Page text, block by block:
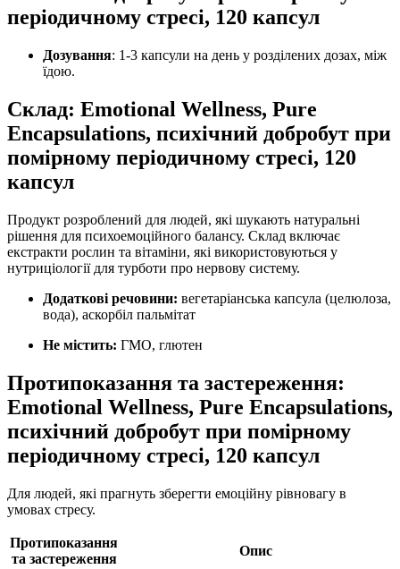
періодичному стресі, 120 капсул
Дозування: 1-3 капсули на день у розділених дозах, між
їдою.
Склад: Emotional Wellness, Pure
Encapsulations, психічний добробут при
помірному періодичному стресі, 120
капсул
Продукт розроблений для людей, які шукають натуральні
рішення для психоемоційного балансу. Склад включає
екстракти рослин та вітаміни, які використовуються у
нутриціології для турботи про нервову систему.
Додаткові речовини: вегетаріанська капсула (целюлоза,
вода), аскорбіл пальмітат
Не містить: ГМО, глютен
Протипоказання та застереження:
Emotional Wellness, Pure Encapsulations,
психічний добробут при помірному
періодичному стресі, 120 капсул
Для людей, які прагнуть зберегти емоційну рівновагу в
умовах стресу.
Протипоказання
та застереження
Опис